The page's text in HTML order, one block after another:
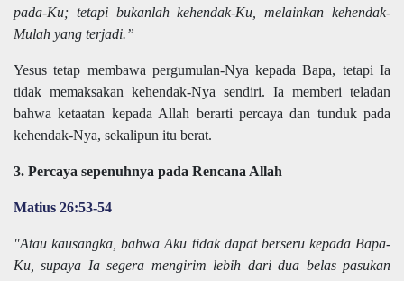
pada-Ku; tetapi bukanlah kehendak-Ku, melainkan kehendak-
Mulah yang terjadi.”
Yesus tetap membawa pergumulan-Nya kepada Bapa, tetapi Ia
tidak memaksakan kehendak-Nya sendiri. Ia memberi teladan
bahwa ketaatan kepada Allah berarti percaya dan tunduk pada
kehendak-Nya, sekalipun itu berat.
3. Percaya sepenuhnya pada Rencana Allah
Matius 26:53-54
"Atau kausangka, bahwa Aku tidak dapat berseru kepada Bapa-
Ku, supaya Ia segera mengirim lebih dari dua belas pasukan